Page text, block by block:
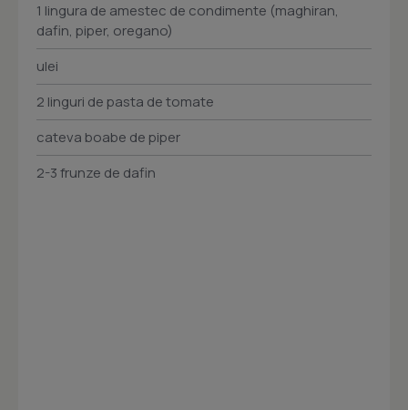
1 lingura de amestec de condimente (maghiran,
dafin, piper, oregano)
ulei
2 linguri de pasta de tomate
cateva boabe de piper
2-3 frunze de dafin